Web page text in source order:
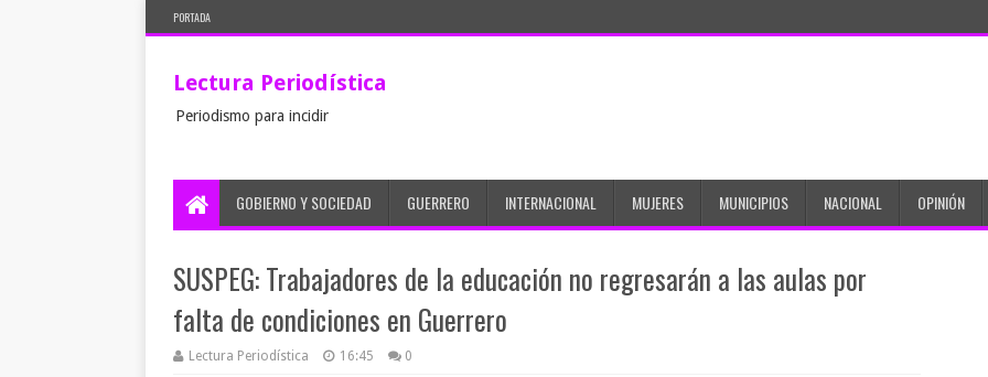
PORTADA
Lectura Periodística
Periodismo para incidir
GOBIERNO Y SOCIEDAD GUERRERO INTERNACIONAL MUJERES MUNICIPIOS NACIONAL OPINIÓN
SUSPEG: Trabajadores de la educación no regresarán a las aulas por
falta de condiciones en Guerrero
Lectura Periodística 16:45 0